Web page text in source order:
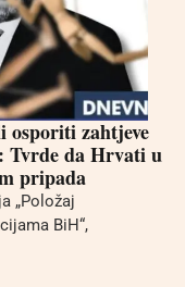
osporiti zahtjeve
Tvrde da Hrvati u
pripada
„Položaj
BiH“,